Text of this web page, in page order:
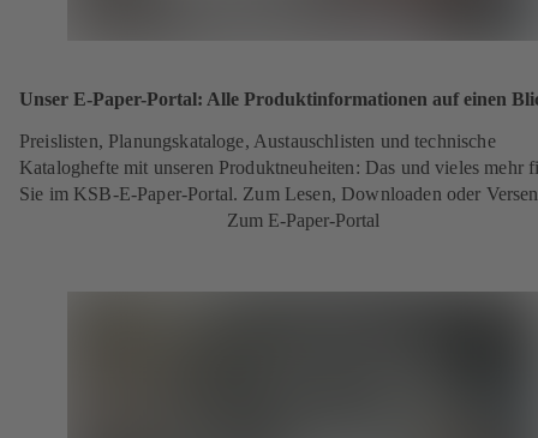
Unser E-Paper-Portal: Alle Produktinformationen auf einen
Preislisten, Planungskataloge, Austauschlisten und technische
Kataloghefte mit unseren Produktneuheiten: Das und vieles mehr
Sie im KSB-E-Paper-Portal. Zum Lesen, Downloaden oder
Zum E-Paper-Portal